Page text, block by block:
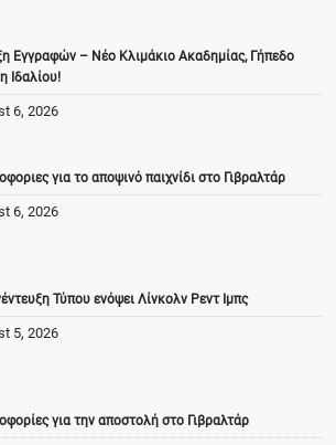
Εγγραφών – Νέο Κλιμάκιο Ακαδημίας, Γήπεδο
Ιδαλίου!
6, 2026
για το αποψινό παιχνίδι στο Γιβραλτάρ
6, 2026
Τύπου ενόψει Λίνκολν Ρεντ Ιμπς
5, 2026
για την αποστολή στο Γιβραλτάρ